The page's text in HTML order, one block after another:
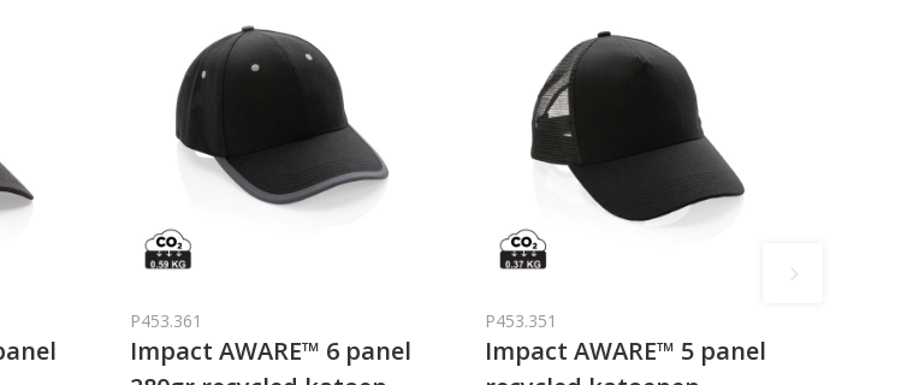
P453.361
Impact AWARE™ 6 panel
P453.351
Impact AWARE™ 5 panel